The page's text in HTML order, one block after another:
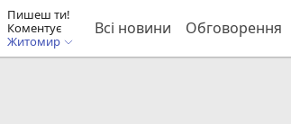
Пишеш ти!
Коментує
Житомир
Всі новини Обговорення